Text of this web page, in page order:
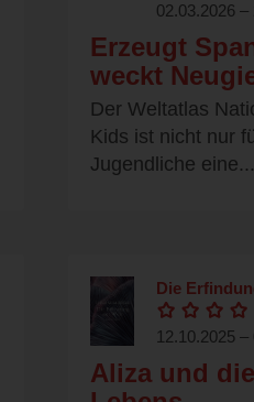
02.03.2026 –
Erzeugt
weckt
Der Weltatlas
Kids ist nicht nur
Jugendliche eine...
Die
12.10.2025 –
Aliza und